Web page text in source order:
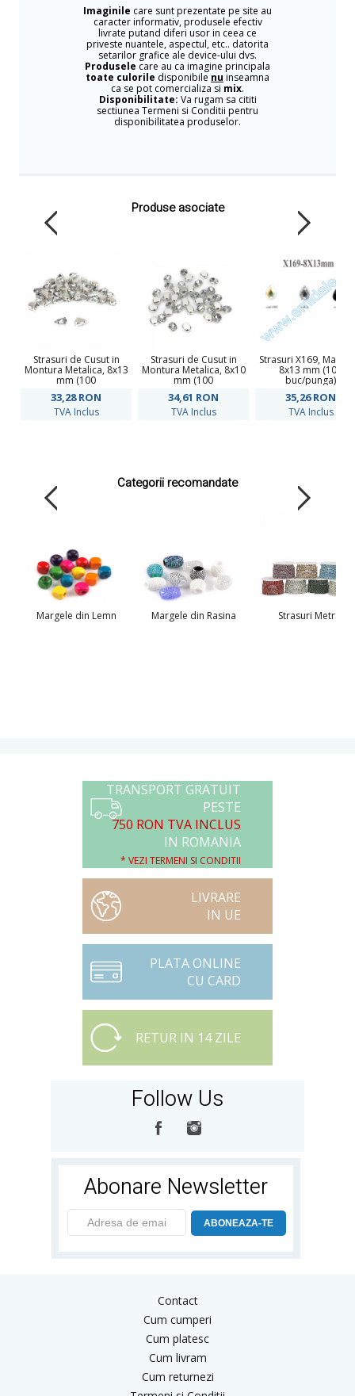
Imaginile care sunt prezentate pe site au
caracter informativ, produsele efectiv
livrate putand diferi usor in ceea ce
priveste nuantele, aspectul, etc.. datorita
setarilor grafice ale device-ului dvs.
Produsele care au ca imagine principala
toate culorile disponibile nu inseamna
ca se pot comercializa si mix.
Disponibilitate: Va rugam sa cititi
sectiunea Termeni si Conditii pentru
disponibilitatea produselor.
Produse asociate
Strasuri de Cusut in
Montura Metalica, 8x13
mm (100
33,28RON
TVA Inclus
Strasuri de Cusut in
Montura Metalica, 8x10
mm (100
34,61 RON
TVA Inclus
Strasuri X169,
8x13 mm (100
buc/punga)
35,26RON
TVA Inclus
Categorii recomandate
Margele din Lemn Margele din Rasina Strasuri Metraj
TRANSPORT GRATUIT
PESTE
750 RON TVA INCLUS
IN ROMANIA
* VEZI TERMENI SI CONDITII
LIVRARE
IN UE
PLATA ONLINE
CU CARD
RETUR IN 14 ZILE
Follow Us
Abonare Newsletter
ABONEAZA-TE
Contact
Cum cumperi
Cum platesc
Cum livram
Cum returnezi